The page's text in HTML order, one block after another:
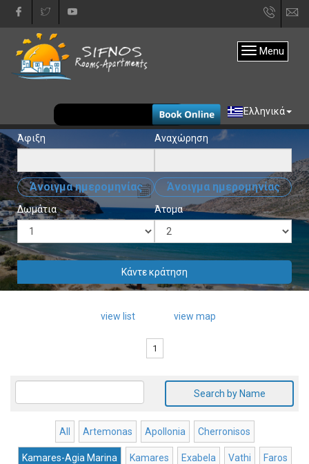
+30
31333
Menu
Ελληνικά
EUR
Άφιξη
Άνοιγμα ημερομηνίας
Αναχώρηση
Άνοιγμα ημερομηνίας
Δωμάτια Άτομα
Κάντε κράτηση
view list view map
1
Search by Name
All Artemonas Apollonia Cherronisos
Kamares-Agia Marina Kamares Exabela Vathi Faros